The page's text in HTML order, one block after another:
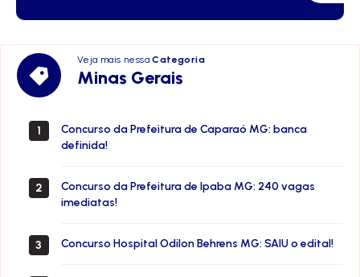
Veja mais nessaCategoria
Minas Gerais
Minas
Gerais
1
Concurso da Prefeitura de Caparaó MG: banca
definida!
2
Concurso da Prefeitura de Ipaba MG: 240 vagas
imediatas!
3 Concurso Hospital Odilon Behrens MG: SAIU o edital!